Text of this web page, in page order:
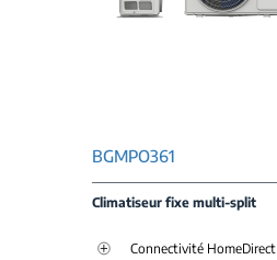
BGMPO361
Climatiseur fixe multi-split
Connectivité HomeDirect